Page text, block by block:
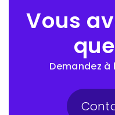
Vous
Demandez à